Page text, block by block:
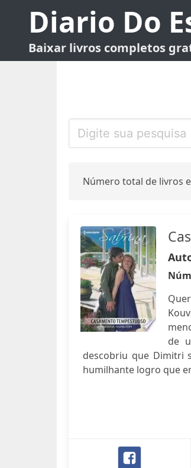
Diario Do
Baixar livros completos
Número total de livros
de
descobriu que Dimitri
humilhante logro que